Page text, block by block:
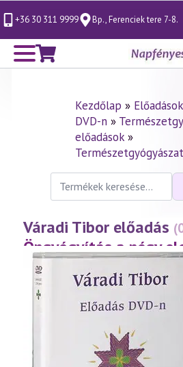
+36 30 311 9999 Bp., Ferenciek tere 7-8.
Kezdőlap »
DVD-n»
előadások»
Keresés
következőre:
Váradi Tibor előadás
Öngyógyítás a négy
– Tűz, víz